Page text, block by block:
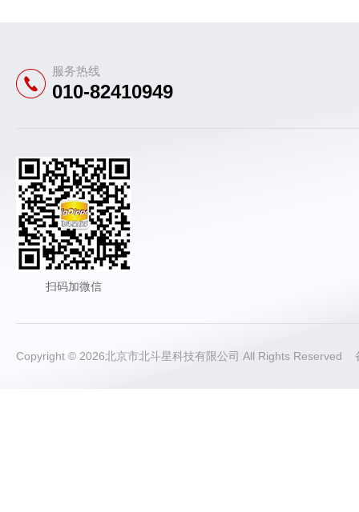
服务热线
010-82410949
扫码加微信
Copyright © 2026北京市北斗星科技有限公司 All Rights Reserved